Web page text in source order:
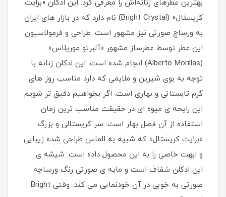
بهترین عطرهای زنانه‌اش را معرفی کرد. این ادکلن «برایت
کریستال» (Bright Crystal) نام دارد که در بازار های ایران
به ورساچ صورتی نیز مشهور است. طراحی و فرمولاسیون
این عطر توسط عطرساز مشهور «آلبرتو موریلاس»
(Alberto Morillas) انجام شده است. این ادکلن زنانه با
توجه به بوی شیرین و ملایمی که دارد مناسب روز های
گرم تابستانی و بهاری است. اگر بخواهیم دقیق تر شویم
این رایحه ی میوه ای در حقیقت مناسب ترین زمان
استفاده از آن فصل بهار است. سر کریستالی و بزرگ
«برایت کریستال» که شبیه به الماس طراحی شده زیبایی
و ابهت خاصی را به این محصول داده است. شیشه ی
این ادکلن شفاف است و مایه ی صورتی رنگ ورساچه
صورتی به خوبی در آن خودنمایی می کند. وقتی Bright